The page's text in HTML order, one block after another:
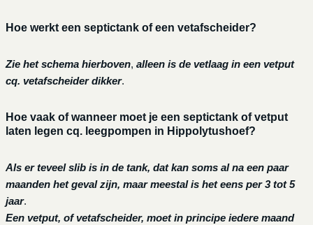
Hoe werkt een septictank of een vetafscheider?
Zie het schema hierboven, alleen is de vetlaag in een vetput
cq. vetafscheider dikker.
Hoe vaak of wanneer moet je een septictank of vetput
laten legen cq. leegpompen in Hippolytushoef?
Als er teveel slib is in de tank, dat kan soms al na een paar
maanden het geval zijn, maar meestal is het eens per 3 tot 5
jaar.
Een vetput, of vetafscheider, moet in principe iedere maand